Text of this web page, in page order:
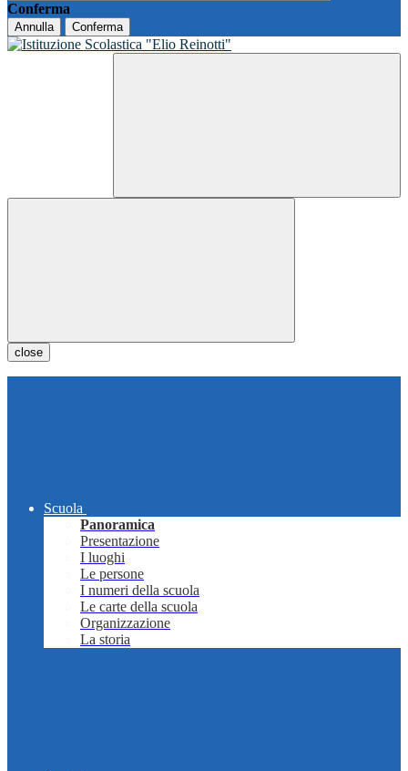
Conferma
Annulla Conferma
close
Scuola
Panoramica
Presentazione
I luoghi
Le persone
I numeri della scuola
Le carte della scuola
Organizzazione
La storia